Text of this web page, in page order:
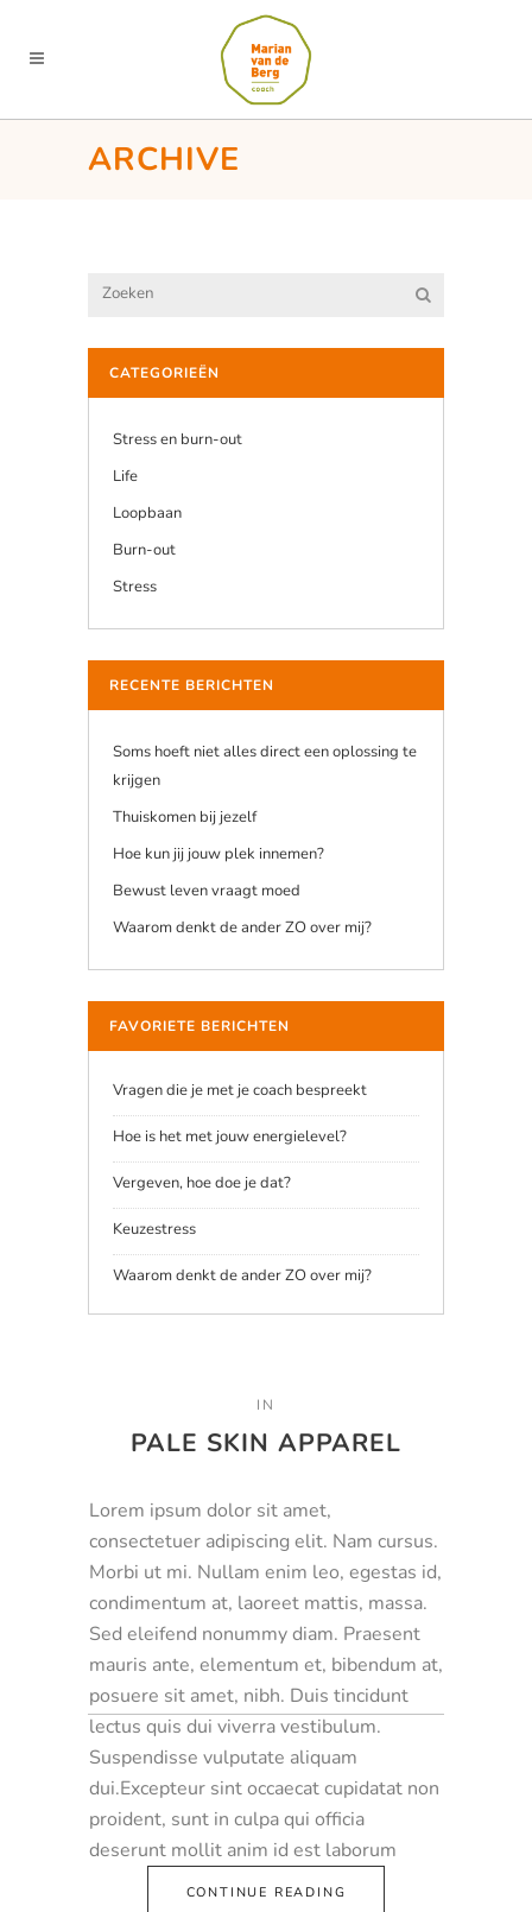
ARCHIVE
CATEGORIEËN
Stress en burn-out
Life
Loopbaan
Burn-out
Stress
RECENTE BERICHTEN
Soms hoeft niet alles direct een oplossing te
krijgen
Thuiskomen bij jezelf
Hoe kun jij jouw plek innemen?
Bewust leven vraagt moed
Waarom denkt de ander ZO over mij?
FAVORIETE BERICHTEN
Vragen die je met je coach bespreekt
Hoe is het met jouw energielevel?
Vergeven, hoe doe je dat?
Keuzestress
Waarom denkt de ander ZO over mij?
IN
PALE SKIN APPAREL
Lorem ipsum dolor sit amet,
consectetuer adipiscing elit. Nam cursus.
Morbi ut mi. Nullam enim leo, egestas id,
condimentum at, laoreet mattis, massa.
Sed eleifend nonummy diam. Praesent
mauris ante, elementum et, bibendum at,
posuere sit amet, nibh. Duis tincidunt
lectus quis dui viverra vestibulum.
Suspendisse vulputate aliquam
dui.Excepteur sint occaecat cupidatat non
proident, sunt in culpa qui officia
deserunt mollit anim id est laborum
CONTINUE READING